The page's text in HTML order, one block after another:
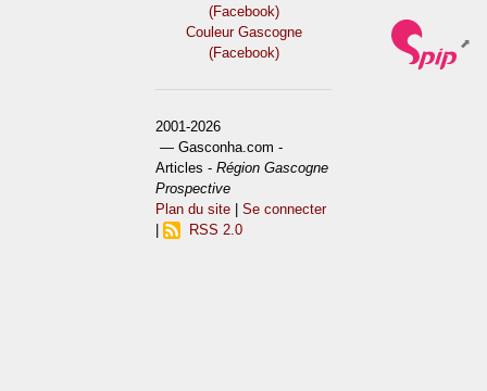
(Facebook)
Couleur Gascogne
(Facebook)
2001-2026
— Gasconha.com -
Articles -Région Gascogne
Prospective
Plan du site |Se connecter
RSS 2.0